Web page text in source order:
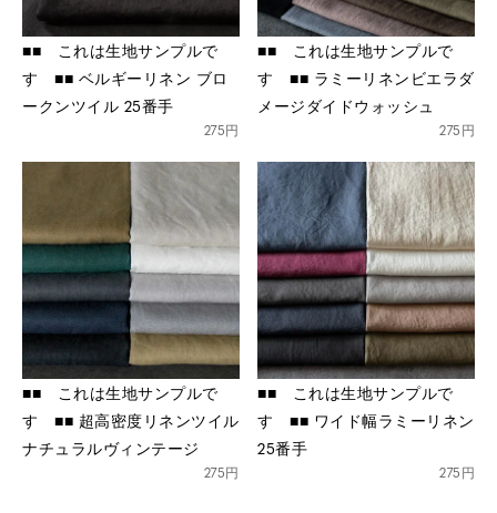
■■ これは生地サンプルで
す ■■ ベルギーリネン ブロ
ークンツイル 25番手
275円
■■ これは生地サンプルで
す ■■ ラミーリネンビエラダ
メージダイドウォッシュ
275円
■■ これは生地サンプルで
す ■■ 超高密度リネンツイル
ナチュラルヴィンテージ
275円
■■ これは生地サンプルで
す ■■ ワイド幅ラミーリネン
25番手
275円